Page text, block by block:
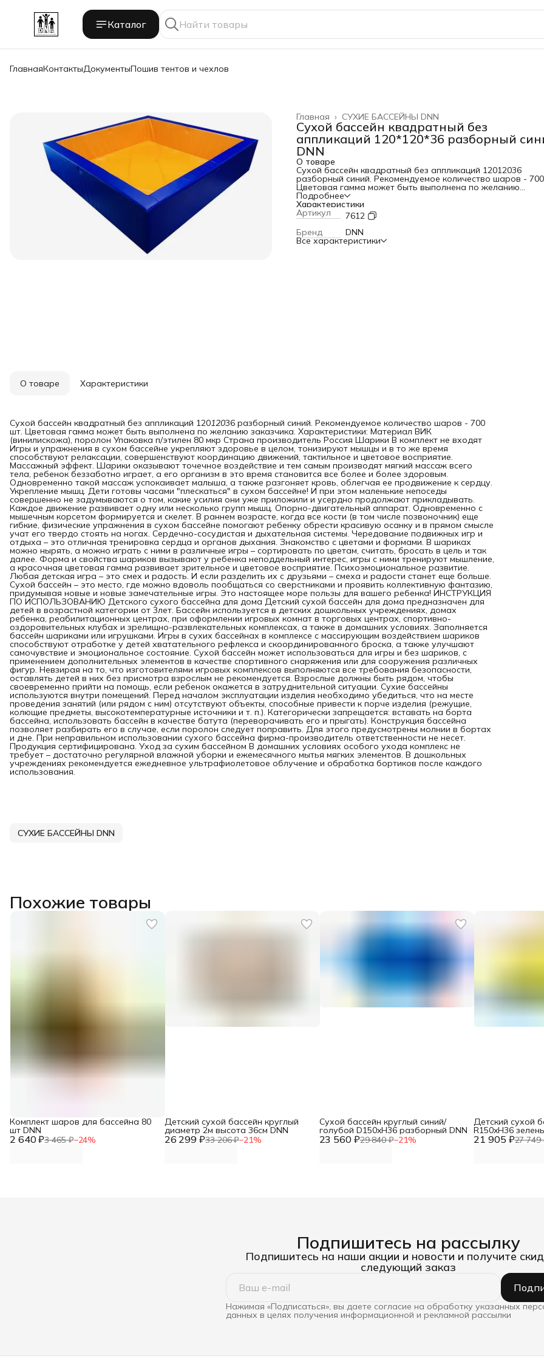
Каталог
ГлавнаяКонтактыДокументыПошив тентов и чехлов
СУХИЕ БАССЕЙНЫ DNN
Главная ›
Сухой бассейн квадратный без
аппликаций 120*120*36 разборный
DNN
О товаре
Сухой бассейн квадратный без аппликаций 12012036
разборный синий. Рекомендуемое количество шаров -
Цветовая гамма может быть выполнена по желанию
заказчика. Характеристики: Материал ВИК (винилискожа),
поролон Упаковка п/этилен 80 мкр Страна производитель
Россия Шарики В комплект не входят Игры и упражнения
сухом бассейне укрепляют здоровье в целом, тонизируют
мышцы и в то же время способствуют релаксации,
совершенствуют координацию движений, тактильное и
цветовое восприятие. Массажный эффект. Шарики
Форма и свойства шариков вызывают у ребенка
неподдельный интерес, игры с ними тренируют мышление,
красочная цветовая гамма развивает зрительное и
восприятие. Психоэмоциональное развитие. Любая
игра – это смех и радость. И если разделить их с
смеха и радости станет еще больше. Сухой бассейн – это
место, где можно вдоволь пообщаться со сверстниками и
проявить коллективную фантазию, придумывая новые и
замечательные игры. Это настоящее море пользы для
ребенка! ИНСТРУКЦИЯ ПО ИСПОЛЬЗОВАНИЮ Детского
сухого бассейна для дома Детский сухой бассейн для
предназначен для детей в возрастной категории от 3лет.
Бассейн используется в детских дошкольных
домах ребенка, реабилитационных центрах, при
игровых комнат в торговых центрах, спортивно-
оздоровительных клубах и зрелищно-развлекательных
комплексах, а также в домашних условиях. Заполняется
бассейн шариками или игрушками. Игры в сухих
комплексе с массирующим воздействием шариков
способствуют отработке у детей хватательного
скоординированного броска, а также улучшают
и эмоциональное состояние. Сухой бассейн может
использоваться для игры и без шариков, с применением
дополнительных элементов в качестве спортивного
снаряжения или для сооружения различных фигур.
на то, что изготовителями игровых комплексов
все требования безопасности, оставлять детей в них без
присмотра взрослым не рекомендуется. Взрослые должны
быть рядом, чтобы своевременно прийти на помощь, если
ребенок окажется в затруднительной ситуации. Сухие
бассейны используются внутри помещений. Перед
эксплуатации изделия необходимо убе­диться, что на
проведения занятий (или рядом с ним) отсутствуют
способные привести к порче изделия (режущие, колющие
предметы, высокотемпературные ис­точники и т. п.).
Категорически запрещается: вставать на борта бассейна,
использовать бассейн в качестве батута
и прыгать). Конструкция бассейна позволяет разбирать
случае, если поролон следует поправить. Для этого
предусмотрены молнии в бортах и дне. При неправильном
использовании сухого бассейна фирма-производитель
Подробнее
Характеристики
Артикул
7612
Бренд
DNN
Все характеристики
О товаре Характеристики
Сухой бассейн квадратный без аппликаций 12012036 разборный синий. Рекомендуемое количество шаров - 700
шт. Цветовая гамма может быть выполнена по желанию заказчика. Характеристики: Материал ВИК
(винилискожа), поролон Упаковка п/этилен 80 мкр Страна производитель Россия Шарики В комплект не входят
Игры и упражнения в сухом бассейне укрепляют здоровье в целом, тонизируют мышцы и в то же время
способствуют релаксации, совершенствуют координацию движений, тактильное и цветовое восприятие.
Массажный эффект. Шарики оказывают точечное воздействие и тем самым производят мягкий массаж всего
тела, ребенок беззаботно играет, а его организм в это время становится все более и более здоровым.
Одновременно такой массаж успокаивает малыша, а также разгоняет кровь, облегчая ее продвижение к сердцу.
Укрепление мышц. Дети готовы часами "плескаться" в сухом бассейне! И при этом маленькие непоседы
совершенно не задумываются о том, какие усилия они уже приложили и усердно продолжают прикладывать.
Каждое движение развивает одну или несколько групп мышц. Опорно-двигательный аппарат. Одновременно с
мышечным корсетом формируется и скелет. В раннем возрасте, когда все кости (в том числе позвоночник) еще
гибкие, физические упражнения в сухом бассейне помогают ребенку обрести красивую осанку и в прямом смысле
учат его твердо стоять на ногах. Сердечно-сосудистая и дыхательная системы. Чередование подвижных игр и
отдыха – это отличная тренировка сердца и органов дыхания. Знакомство с цветами и формами. В шариках
можно нырять, а можно играть с ними в различные игры – сортировать по цветам, считать, бросать в цель и так
далее. Форма и свойства шариков вызывают у ребенка неподдельный интерес, игры с ними тренируют мышление,
а красочная цветовая гамма развивает зрительное и цветовое восприятие. Психоэмоциональное развитие.
Любая детская игра – это смех и радость. И если разделить их с друзьями – смеха и радости станет еще больше.
Сухой бассейн – это место, где можно вдоволь пообщаться со сверстниками и проявить коллективную фантазию,
придумывая новые и новые замечательные игры. Это настоящее море пользы для вашего ребенка! ИНСТРУКЦИЯ
ПО ИСПОЛЬЗОВАНИЮ Детского сухого бассейна для дома Детский сухой бассейн для дома предназначен для
детей в возрастной категории от 3лет. Бассейн используется в детских дошкольных учреждениях, домах
ребенка, реабилитационных центрах, при оформлении игровых комнат в торговых центрах, спортивно-
оздоровительных клубах и зрелищно-развлекательных комплексах, а также в домашних условиях. Заполняется
бассейн шариками или игрушками. Игры в сухих бассейнах в комплексе с массирующим воздействием шариков
способствуют отработке у детей хватательного рефлекса и скоординированного броска, а также улучшают
самочувствие и эмоциональное состояние. Сухой бассейн может использоваться для игры и без шариков, с
применением дополнительных элементов в качестве спортивного снаряжения или для сооружения различных
фигур. Невзирая на то, что изготовителями игровых комплексов выполняются все требования безопасности,
оставлять детей в них без присмотра взрослым не рекомендуется. Взрослые должны быть рядом, чтобы
своевременно прийти на помощь, если ребенок окажется в затруднительной ситуации. Сухие бассейны
используются внутри помещений. Перед началом эксплуатации изделия необходимо убе­диться, что на месте
проведения занятий (или рядом с ним) отсутствуют объекты, способные привести к порче изделия (режущие,
колющие предметы, высокотемпературные ис­точники и т. п.). Категорически запрещается: вставать на борта
бассейна, использовать бассейн в качестве батута (переворачивать его и прыгать). Конструкция бассейна
позволяет разбирать его в случае, если поролон следует поправить. Для этого предусмотрены молнии в бортах
и дне. При неправильном использовании сухого бассейна фирма-производитель ответственности не несет.
Продукция сертифицирована. Уход за сухим бассейном В домашних условиях особого ухода комплекс не
требует – достаточно регулярной влажной уборки и ежемесячного мытья мягких элементов. В дошкольных
учреждениях рекомендуется ежедневное ультрафиолетовое облучение и обработка бортиков после каждого
использования.
СУХИЕ БАССЕЙНЫ DNN
Похожие товары
2 640 ₽3 465 ₽−24%
Комплект шаров для бассейна 80
шт DNN
26 299 ₽33 206 ₽−21%
Детский сухой бассейн круглый
диаметр 2м высота 36см DNN
23 560 ₽29 840 ₽−21%
Сухой бассейн круглый синий/
голубой D150xH36 разборный DNN
21 905 ₽27 749
Детский сухой
R150xH36
DNN
Подпишитесь на рассылку
Подпишитесь на наши акции и новости и получите
следующий заказ
Нажимая «Подписаться», вы даете согласие на обработку указанных
данных в целях получения информационной и рекламной рассылки